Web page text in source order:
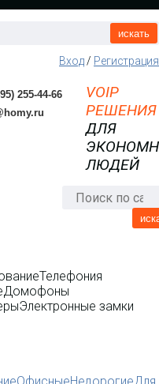
искать
Вход/ Регистрация
255-44-66
VOIP
РЕШЕНИЯ
ДЛЯ
ЛЮДЕЙ
Телефония
Домофоны
Электронные замки